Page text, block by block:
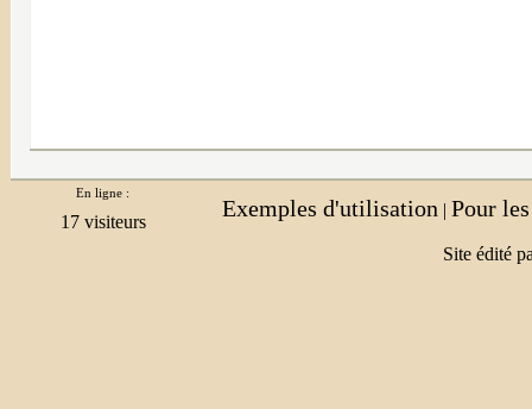
En ligne :
Exemples d'utilisation | Pour
Site édité